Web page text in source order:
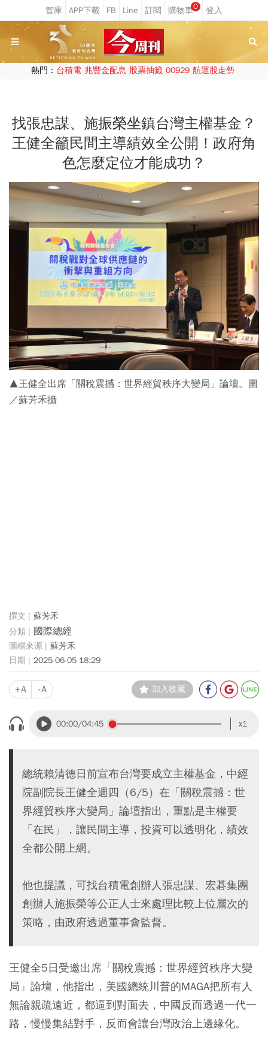
0
熱門： 台積電 兆豐金配息 股票抽籤 00929 航運股走勢
找張忠謀、施振榮坐鎮台灣主權基金？
王健全籲民間主導績效全公開！政府角
色怎麼定位才能成功？
▲王健全出席「關稅震撼：世界經貿秩序大變局」論壇。圖
／蘇芳禾攝
蘇芳禾
國際總經
蘇芳禾
2025-06-05 18:29
+A -A 加入收藏
00:00/04:45 x1
總統賴清德日前宣布台灣要成立主權基金，中經
院副院長王健全週四（6/5）在「關稅震撼：世
界經貿秩序大變局」論壇指出，重點是主權要
「在民」，讓民間主導，投資可以透明化，績效
全都公開上網。
他也提議，可找台積電創辦人張忠謀、宏碁集團
創辦人施振榮等公正人士來處理比較上位層次的
策略，由政府透過董事會監督。
王健全5日受邀出席「關稅震撼：世界經貿秩序大變
局」論壇，他指出，美國總統川普的MAGA把所有人
無論親疏遠近，都逼到對面去，中國反而透過一代一
路，慢慢集結對手，反而會讓台灣政治上邊緣化。